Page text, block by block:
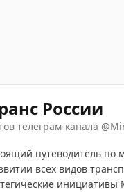
России
телеграм-канала @
путеводитель по
всех видов